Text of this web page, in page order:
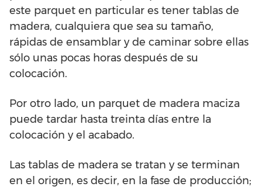
este parquet en particular es tener tablas de
madera, cualquiera que sea su tamaño,
rápidas de ensamblar y de caminar sobre ellas
sólo unas pocas horas después de su
colocación.
Por otro lado, un parquet de madera maciza
puede tardar hasta treinta días entre la
colocación y el acabado.
Las tablas de madera se tratan y se terminan
en el origen, es decir, en la fase de producción;